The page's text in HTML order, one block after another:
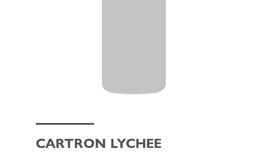
CARTRON LYCHEE